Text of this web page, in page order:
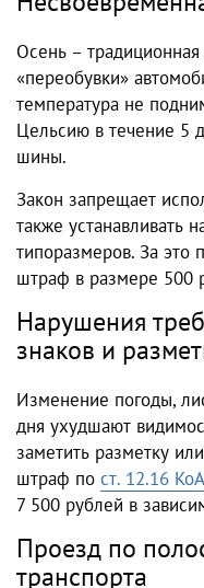
Осень –
«переобувки»
температура не
Цельсию в течение 5
шины.
Закон запрещает
также устанавливать
типоразмеров. За это
штраф в размере 500
Нарушения
знаков и
Изменение погоды,
дня ухудшают
заметить разметку
штраф по ст. 12.16
7 500 рублей в
Проезд по
транспорта